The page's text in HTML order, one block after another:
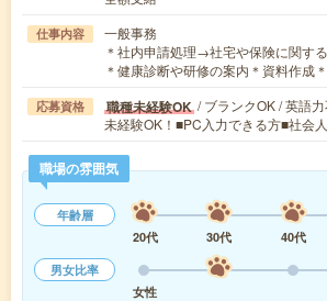
仕事内容
一般事務
＊社内申請処理→社宅や保険に関す
＊健康診断や研修の案内＊資料作成
応募資格 職種未経験OK / ブランクOK / 英語
未経験OK！■PC入力できる方■社会
職場の雰囲気
年齢層
20代
30代 40代
男女比率
女性